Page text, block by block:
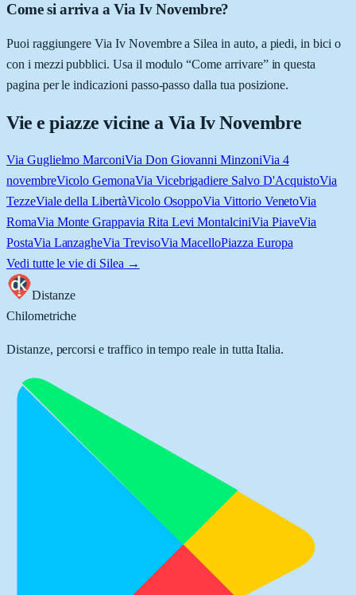
Come si arriva a Via Iv Novembre?
Puoi raggiungere Via Iv Novembre a Silea in auto, a piedi, in bici o
con i mezzi pubblici. Usa il modulo “Come arrivare” in questa
pagina per le indicazioni passo-passo dalla tua posizione.
Vie e piazze vicine a Via Iv Novembre
Via Guglielmo MarconiVia Don Giovanni MinzoniVia 4
novembreVicolo GemonaVia Vicebrigadiere Salvo D'AcquistoVia
TezzeViale della LibertàVicolo OsoppoVia Vittorio VenetoVia
RomaVia Monte Grappavia Rita Levi MontalciniVia PiaveVia
PostaVia LanzagheVia TrevisoVia MacelloPiazza Europa
Vedi tutte le vie di Silea →
Distanze
Chilometriche
Distanze, percorsi e traffico in tempo reale in tutta Italia.